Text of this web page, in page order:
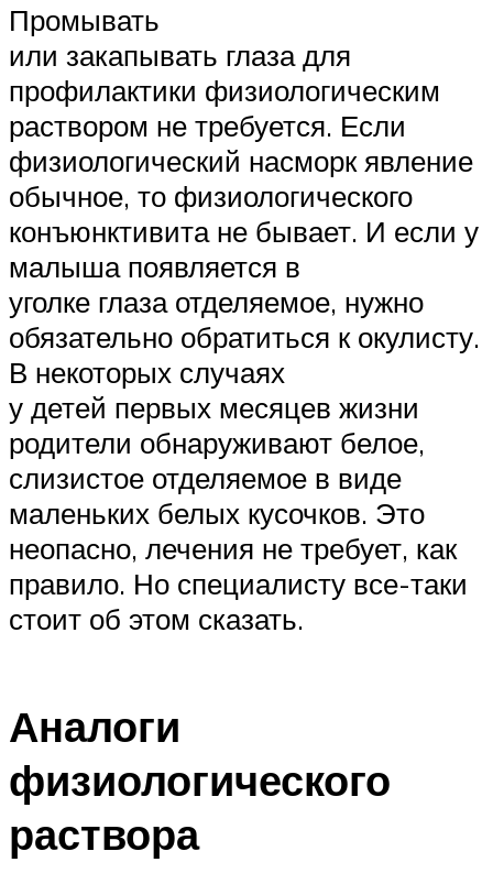
Промывать
или закапывать глаза для
профилактики физиологическим
раствором не требуется. Если
физиологический насморк явление
обычное, то физиологического
конъюнктивита не бывает. И если у
малыша появляется в
уголке глаза отделяемое, нужно
обязательно обратиться к окулисту.
В некоторых случаях
у детей первых месяцев жизни
родители обнаруживают белое,
слизистое отделяемое в виде
маленьких белых кусочков. Это
неопасно, лечения не требует, как
правило. Но специалисту все-таки
стоит об этом сказать.
Аналоги
физиологического
раствора